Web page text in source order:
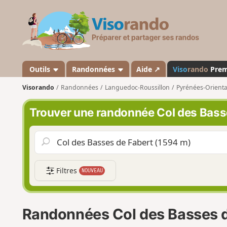
s
a
n
d
o
Outils Randonnées Aide ↗ Visorando
Visorando Randonnées Languedoc-Roussillon Pyrénées-
Trouver une randonnée Col des
Filtres NOUVEAU
Randonnées Col des Basses